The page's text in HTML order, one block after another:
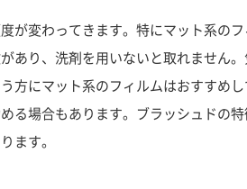
が変わってきます。特にマット系の
あり、洗剤を用いないと取れません
方にマット系のフィルムはおすすめ
る場合もあります。ブラッシュドの
ます。